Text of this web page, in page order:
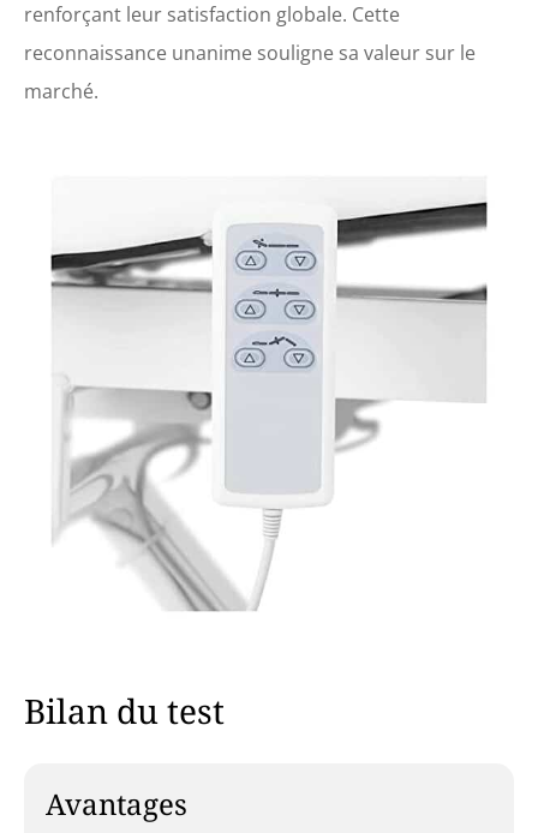
renforçant leur satisfaction globale. Cette
reconnaissance unanime souligne sa valeur sur le
marché.
Bilan du test
Avantages